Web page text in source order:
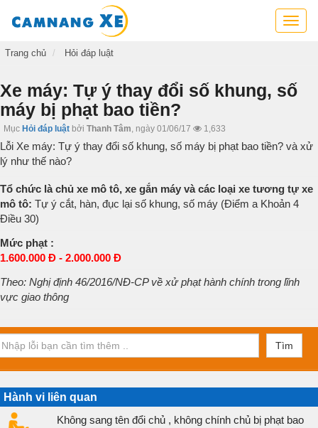
Cẩm
cứu
thông
kỹ
xe
Trang chủ Hỏi đáp luật
Xe máy: Tự ý thay đổi số khung, số
máy bị phạt bao tiền?
Mục Hỏi đáp luật bởi Thanh Tâm, ngày 01/06/17 1,633
Lỗi Xe máy: Tự ý thay đổi số khung, số máy bị phạt bao tiền? và xử
lý như thế nào?
Tổ chức là chủ xe mô tô, xe gắn máy và các loại xe tương tự xe
mô tô: Tự ý cắt, hàn, đục lại số khung, số máy (Điểm a Khoản 4
Điều 30)
Mức phạt :
1.600.000 Đ - 2.000.000 Đ
Theo: Nghị định 46/2016/NĐ-CP về xử phạt hành chính trong lĩnh
vực giao thông
Tìm
Hành vi liên quan
Không sang tên đổi chủ , không chính chủ bị phạt bao